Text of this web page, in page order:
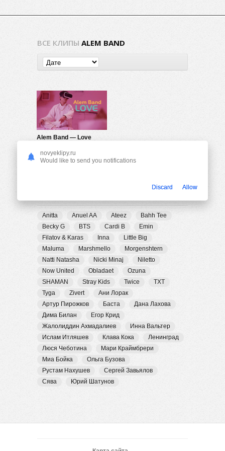
ВСЕ КЛИПЫ ALEM BAND
Alem Band — Love
Anitta Anuel AA Ateez
Bahh Tee
Becky G
BTS Cardi B
Emin
Filatov & Karas
Inna
Little Big
Maluma
Marshmello
Morgenshtern
Natti Natasha
Nicki Minaj
Niletto
Now United
Obladaet
Ozuna
SHAMAN
Stray Kids Twice
TXT
Tyga
Zivert
Ани Лорак
Артур Пирожков
Баста
Дана Лахова
Дима Билан
Егор Крид
Жалолиддин Ахмадалиев
Инна Вальтер
Ислам Итляшев
Клава Кока
Ленинград
Люся Чеботина
Мари Краймбрери
Миа Бойка
Ольга Бузова
Рустам Нахушев
Сергей Завьялов
Сява
Юрий Шатунов
novyeklipy.ru
Would like to send you notifications
Discard Allow